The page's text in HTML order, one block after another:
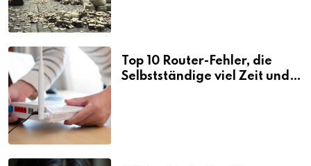
Top 10 Router-Fehler, die
Selbstständige viel Zeit und